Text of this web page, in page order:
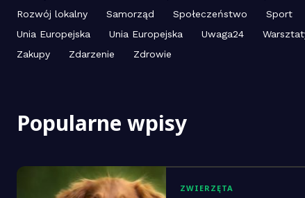
Rozwój lokalny
Samorząd Społeczeństwo Sport
Unia Europejska
Unia Europejska Uwaga24
Zakupy
Zdarzenie Zdrowie
Popularne wpisy
ZWIERZĘTA